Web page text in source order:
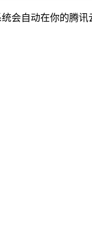
会自动在你的腾